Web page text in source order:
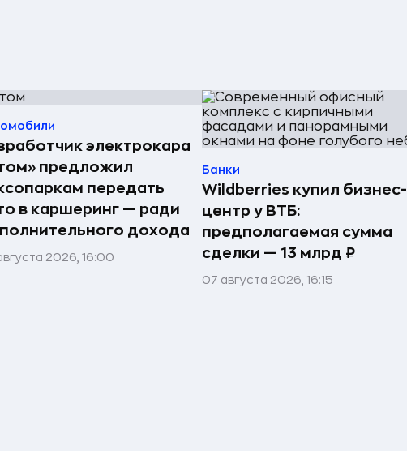
электрокара
предложил
передать
в каршеринг — ради
дохода
2026, 16:00
Банки
Wildberries купил бизнес-
центр у ВТБ:
предполагаемая сумма
сделки — 13 млрд ₽
07 августа 2026, 16:15